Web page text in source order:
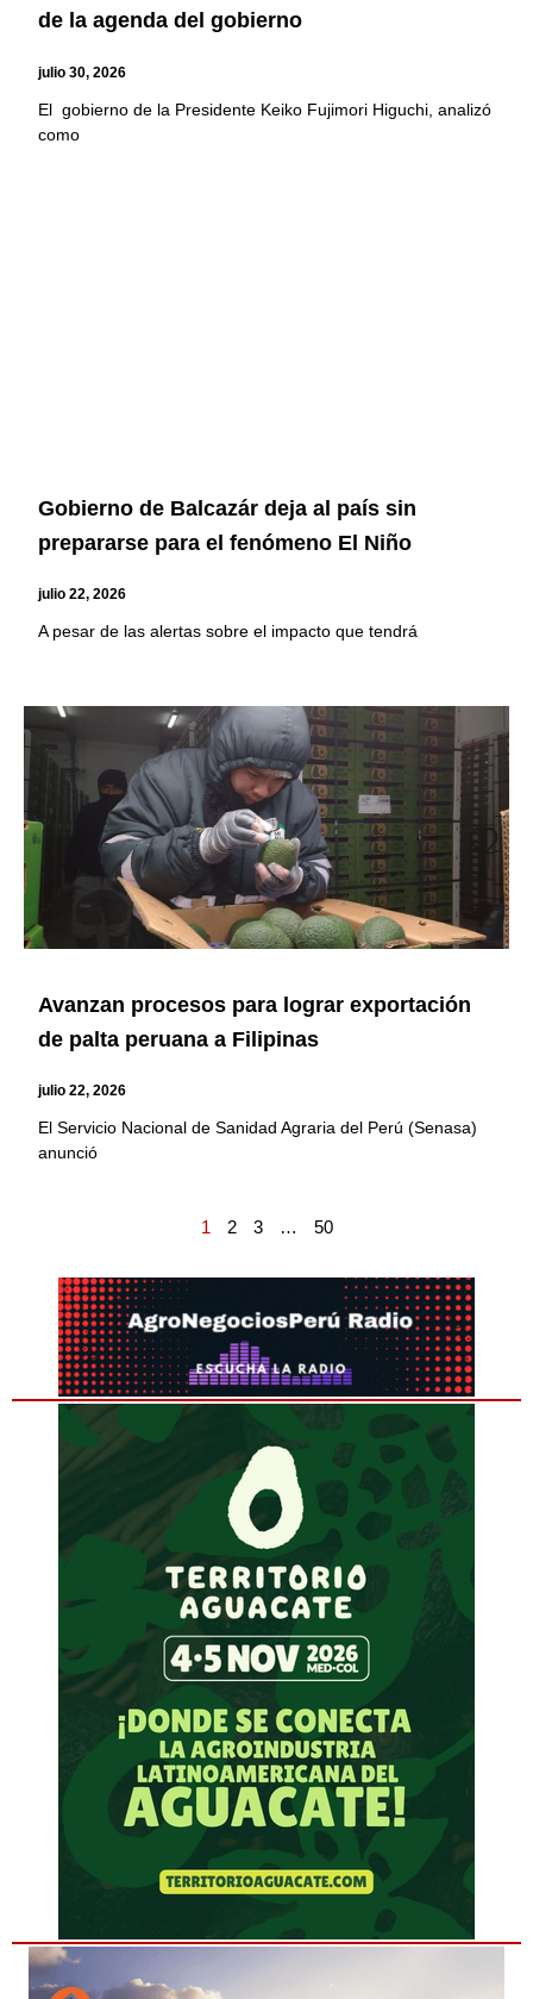
de la agenda del gobierno
julio 30, 2026
El gobierno de la Presidente Keiko Fujimori Higuchi, analizó
como
Gobierno de Balcazár deja al país sin
prepararse para el fenómeno El Niño
julio 22, 2026
A pesar de las alertas sobre el impacto que tendrá
Avanzan procesos para lograr exportación
de palta peruana a Filipinas
julio 22, 2026
El Servicio Nacional de Sanidad Agraria del Perú (Senasa)
anunció
1 2 3 … 50